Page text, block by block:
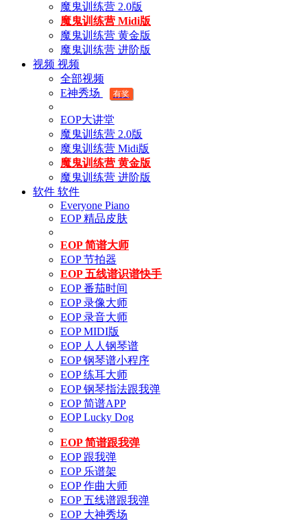
魔鬼训练营 2.0版
魔鬼训练营 Midi版
魔鬼训练营 黄金版
魔鬼训练营 进阶版
视频 视频
全部视频
E神秀场
有奖
EOP大讲堂
魔鬼训练营 2.0版
魔鬼训练营 Midi版
魔鬼训练营 黄金版
魔鬼训练营 进阶版
软件 软件
Everyone Piano
EOP 精品皮肤
EOP 简谱大师
EOP 节拍器
EOP 五线谱识谱快手
EOP 番茄时间
EOP 录像大师
EOP 录音大师
EOP MIDI版
EOP 人人钢琴谱
EOP 钢琴谱小程序
EOP 练耳大师
EOP 钢琴指法跟我弹
EOP 简谱APP
EOP Lucky Dog
EOP 简谱跟我弹
EOP 跟我弹
EOP 乐谱架
EOP 作曲大师
EOP 五线谱跟我弹
EOP 大神秀场